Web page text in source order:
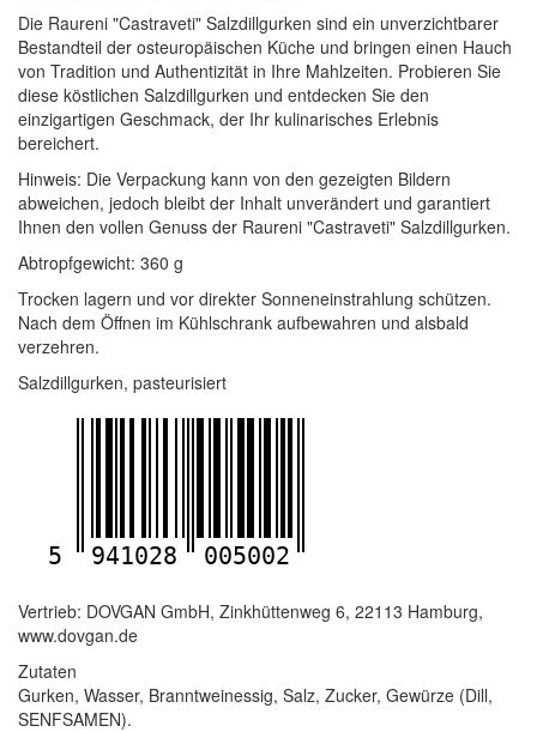
Die Raureni "Castraveti" Salzdillgurken sind ein unverzichtbarer
Bestandteil der osteuropäischen Küche und bringen einen Hauch
von Tradition und Authentizität in Ihre Mahlzeiten. Probieren Sie
diese köstlichen Salzdillgurken und entdecken Sie den
einzigartigen Geschmack, der Ihr kulinarisches Erlebnis
bereichert.
Hinweis: Die Verpackung kann von den gezeigten Bildern
abweichen, jedoch bleibt der Inhalt unverändert und garantiert
Ihnen den vollen Genuss der Raureni "Castraveti" Salzdillgurken.
Abtropfgewicht: 360 g
Trocken lagern und vor direkter Sonneneinstrahlung schützen.
Nach dem Öffnen im Kühlschrank aufbewahren und alsbald
verzehren.
Salzdillgurken, pasteurisiert
5 941028 005002
Vertrieb: DOVGAN GmbH, Zinkhüttenweg 6, 22113 Hamburg,
www.dovgan.de
Zutaten
Gurken, Wasser, Branntweinessig, Salz, Zucker, Gewürze (Dill,
SENFSAMEN).